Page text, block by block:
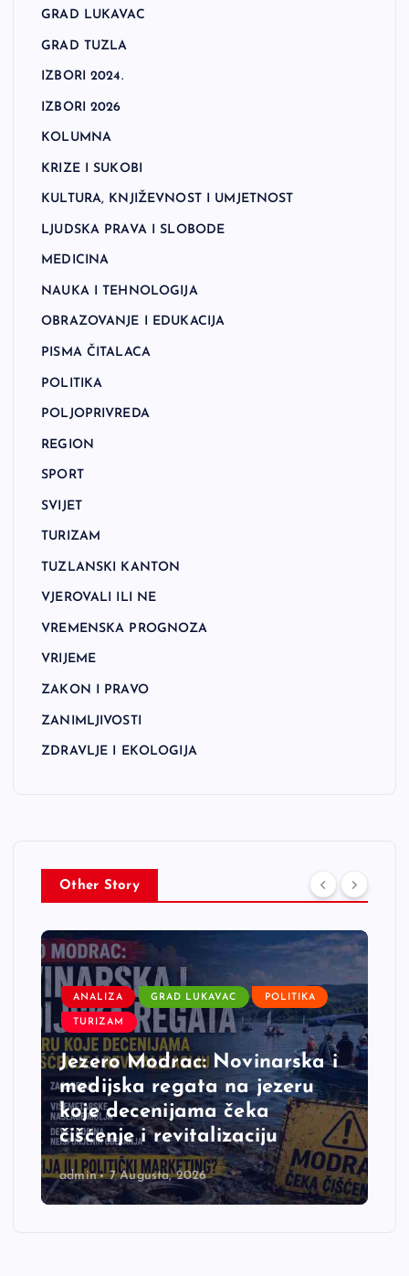
GRAD LUKAVAC
GRAD TUZLA
IZBORI 2024.
IZBORI 2026
KOLUMNA
KRIZE I SUKOBI
KULTURA, KNJIŽEVNOST I UMJETNOST
LJUDSKA PRAVA I SLOBODE
MEDICINA
NAUKA I TEHNOLOGIJA
OBRAZOVANJE I EDUKACIJA
PISMA ČITALACA
POLITIKA
POLJOPRIVREDA
REGION
SPORT
SVIJET
TURIZAM
TUZLANSKI KANTON
VJEROVALI ILI NE
VREMENSKA PROGNOZA
VRIJEME
ZAKON I PRAVO
ZANIMLJIVOSTI
ZDRAVLJE I EKOLOGIJA
Other Story
ANALIZA GRAD LUKAVAC POLITIKA
TURIZAM
Jezero Modrac: Novinarska i
medijska regata na jezeru
koje decenijama čeka
čišćenje i revitalizaciju
admin 7 Augusta, 2026